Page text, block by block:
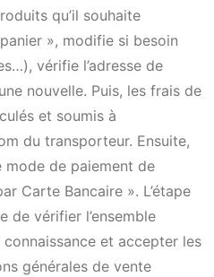
qu’il souhaite
», modifie si besoin
vérifie l’adresse de
nouvelle. Puis, les frais de
et soumis à
du transporteur. Ensuite,
mode de paiement de
Carte Bancaire ». L’étape
de vérifier l’ensemble
et accepter les
générales de vente